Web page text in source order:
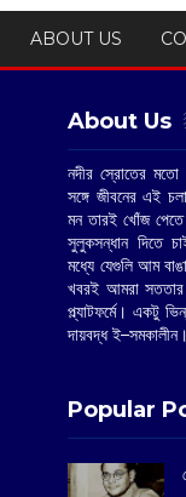
ABOUT US
About Us
নদীর স্রোতের মতো
সঙ্গে জীবনের এই
মন তারই খোঁজ পেতে
সুলুকসন্ধান দিতে
মধ্যে যেগুলি আম
খবরই আমরা
প্ল্যাটফর্মে। একটু
দায়বদ্ধ ই–সমকালীন।
Popular